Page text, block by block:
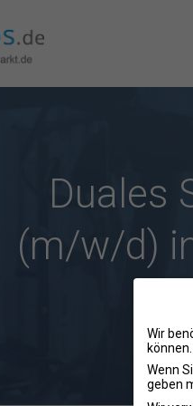
Duales
(m/w/d)
Wir
können.
Wenn
geben